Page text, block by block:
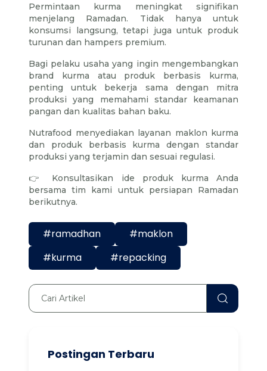
Permintaan kurma meningkat signifikan
menjelang Ramadan. Tidak hanya untuk
konsumsi langsung, tetapi juga untuk produk
turunan dan hampers premium.
Bagi pelaku usaha yang ingin mengembangkan
brand kurma atau produk berbasis kurma,
penting untuk bekerja sama dengan mitra
produksi yang memahami standar keamanan
pangan dan kualitas bahan baku.
Nutrafood menyediakan layanan maklon kurma
dan produk berbasis kurma dengan standar
produksi yang terjamin dan sesuai regulasi.
👉 Konsultasikan ide produk kurma Anda
bersama tim kami untuk persiapan Ramadan
berikutnya.
#ramadhan
#maklon
#kurma
#repacking
Postingan Terbaru